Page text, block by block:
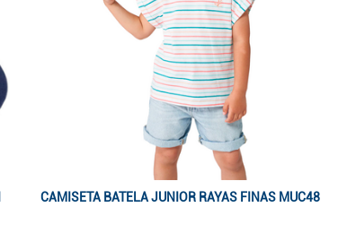
CAMISETA BATELA JUNIOR RAYAS FINAS MUC48